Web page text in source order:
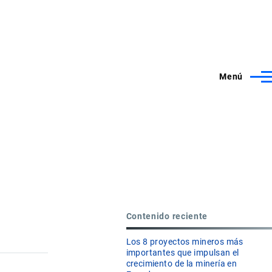
Menú
Contenido reciente
Los 8 proyectos mineros más
importantes que impulsan el
crecimiento de la minería en